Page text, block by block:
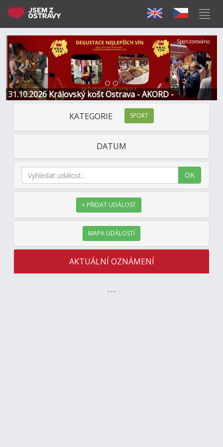
31.10.2026 Královský košt Ostrava - AKORD -
Restaurace a Hotel
Předchozí Další
Sponzorováno
KATEGORIE SPORT
DATUM
OK
+ PŘIDAT UDÁLOST
MAPA UDÁLOSTÍ
AKTUÁLNÍ OZNÁMENÍ
---